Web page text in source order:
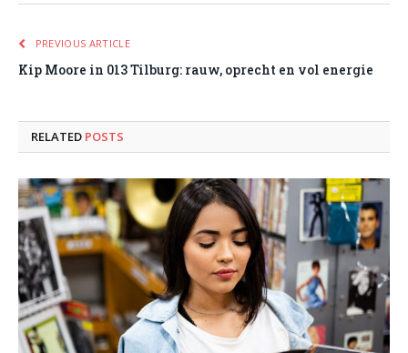
PREVIOUS ARTICLE
Kip Moore in 013 Tilburg: rauw, oprecht en vol energie
RELATED POSTS